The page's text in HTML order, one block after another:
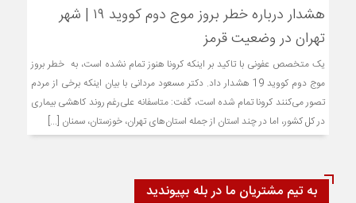
هشدار درباره خطر بروز موج دوم کووید ۱۹ | شهر
تهران در وضعیت قرمز
یک متخصص عفونی با تاکید بر اینکه کرونا هنوز تمام نشده‌ است، به خطر بروز
موج دوم کووید 19 هشدار داد. دکتر مسعود مردانی با بیان اینکه برخی از مردم
تصور می‌کنند کرونا تمام شده است، گفت: متاسفانه علی‌رغم روند کاهشی بیماری
در کل کشور، اما در چند استان از جمله استان‌های تهران، خوزستان، سمنان [...]
به تیم مشتریان ما در بله بپیوندید